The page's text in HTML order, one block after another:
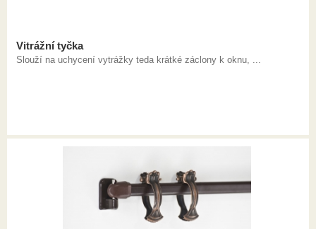
Vitrážní tyčka
Slouží na uchycení vytrážky teda krátké záclony k oknu, ...